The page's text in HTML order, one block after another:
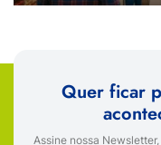
Quer ficar
Assine nossa